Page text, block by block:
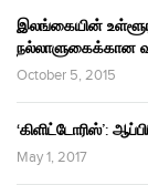
இலங்கையின்
நல்லாளுகைக்கான
October 5, 2015
‘கிளிட்டோரிஸ்’:
May 1, 2017